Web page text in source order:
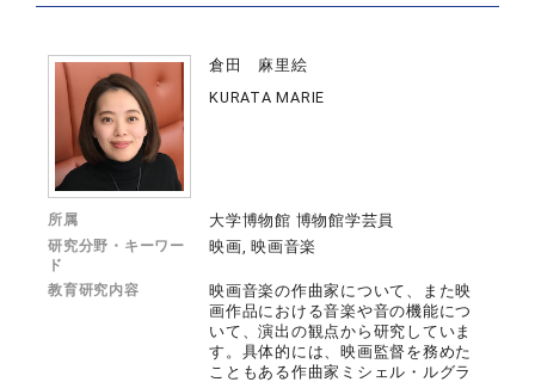
倉田 麻里絵
KURATA MARIE
所属 大学博物館 博物館学芸員
研究分野・キーワー
ド
映画, 映画音楽
教育研究内容
映画音楽の作曲家について、また映
画作品における音楽や音の機能につ
いて、演出の観点から研究していま
す。具体的には、映画監督を務めた
こともある作曲家ミシェル・ルグラ